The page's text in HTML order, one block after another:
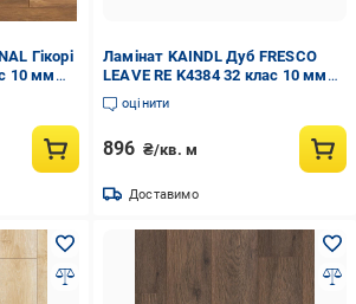
Гікорі
10 мм
Ламінат KAINDL Дуб FRESCO
LEAVE RE K4384 32 клас 10 мм
Дизайнерський (12000036996)
оцінити
896 ₴/кв. м
Доставимо